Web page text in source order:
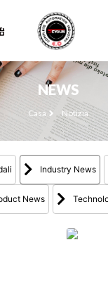
NEWS
Casa Notizia
Industry News
News